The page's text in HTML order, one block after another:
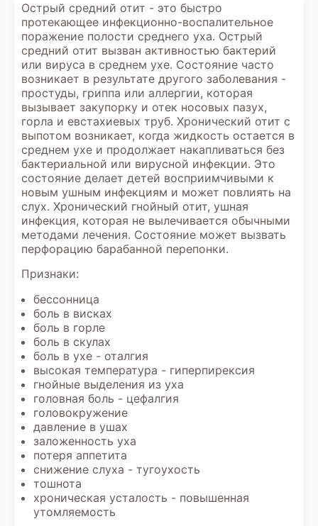
Острый средний отит - это быстро
протекающее инфекционно-воспалительное
поражение полости среднего уха. Острый
средний отит вызван активностью бактерий
или вируса в среднем ухе. Состояние часто
возникает в результате другого заболевания -
простуды, гриппа или аллергии, которая
вызывает закупорку и отек носовых пазух,
горла и евстахиевых труб. Хронический отит с
выпотом возникает, когда жидкость остается в
среднем ухе и продолжает накапливаться без
бактериальной или вирусной инфекции. Это
состояние делает детей восприимчивыми к
новым ушным инфекциям и может повлиять на
слух. Хронический гнойный отит, ушная
инфекция, которая не вылечивается обычными
методами лечения. Состояние может вызвать
перфорацию барабанной перепонки.
Признаки:
бессонница
боль в висках
боль в горле
боль в скулах
боль в ухе - оталгия
высокая температура - гиперпирексия
гнойные выделения из уха
головная боль - цефалгия
головокружение
давление в ушах
заложенность уха
потеря аппетита
снижение слуха - тугоухость
тошнота
хроническая усталость - повышенная
утомляемость